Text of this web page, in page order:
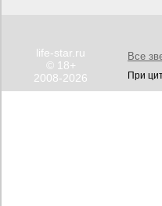
life-star.ru
© 18+
2008-2026
Все
При